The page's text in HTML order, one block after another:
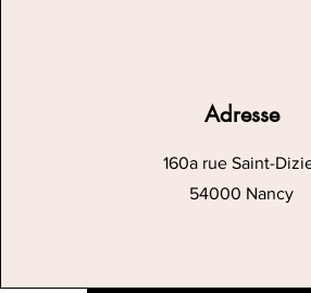
Adresse
160a rue Saint-
54000 Nancy